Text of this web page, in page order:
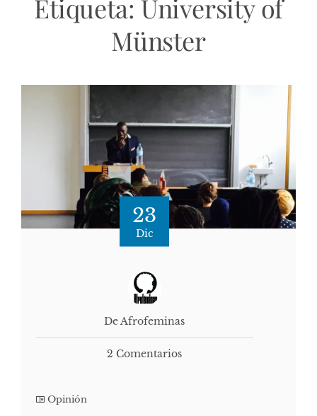
Etiqueta: University of
Münster
23
Dic
De Afrofeminas
2 Comentarios
Opinión